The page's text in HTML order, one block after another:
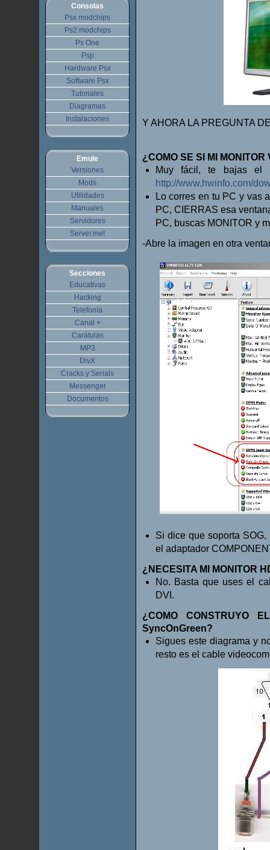
Y AHORA LA PREGUNTA
¿COMO SE SI MI
Muy fácil, te bajas el
http://www.hwinfo.com/
Lo corres en tu PC y vas
PC, CIERRAS esa
PC, buscas MONITOR y
-Abre la imagen en otra
Si dice que soporta
el adaptador
¿NECESITA MI MONITOR
No. Basta que uses el
DVI.
¿COMO CONSTRUYO
SyncOnGreen?
Sigues este diagrama y
resto es el cable
Consolas
Psx modchips
Ps2 modchips
Ps One
Psp
Hardware Psx
Software Psx
Tutoriales
Diagramas
Instalaciones
Emule
Versiones
Mods
Utilidades
Manuales
Servidores
Server.met
Secciones
Educativas
Hacking
Telefonía
Canal +
Carátulas
MP3
DivX
Cracks y Serials
Messenger
Documentos